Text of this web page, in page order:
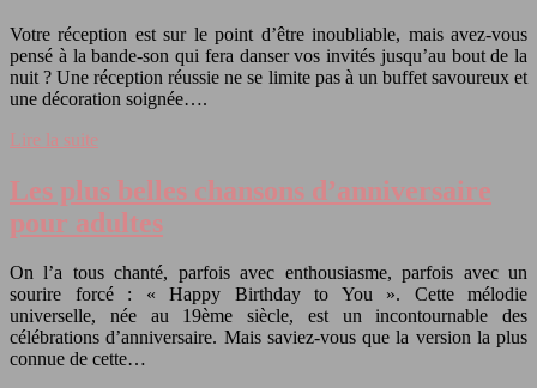
Votre réception est sur le point d’être inoubliable, mais avez-vous
pensé à la bande-son qui fera danser vos invités jusqu’au bout de la
nuit ? Une réception réussie ne se limite pas à un buffet savoureux et
une décoration soignée….
Lire la suite
Les plus belles chansons d’anniversaire
pour adultes
On l’a tous chanté, parfois avec enthousiasme, parfois avec un
sourire forcé : « Happy Birthday to You ». Cette mélodie
universelle, née au 19ème siècle, est un incontournable des
célébrations d’anniversaire. Mais saviez-vous que la version la plus
connue de cette…